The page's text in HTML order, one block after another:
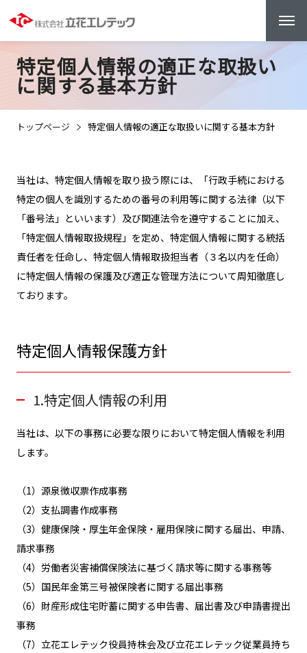
特定個人情報の適正な取扱い
に関する基本方針
トップページ 特定個人情報の適正な取扱いに関する基本方針
当社は、特定個人情報を取り扱う際には、「行政手続における
特定の個人を識別するための番号の利用等に関する法律（以下
「番号法」といいます）及び関連法令を遵守することに加え、
「特定個人情報取扱規程」を定め、特定個人情報に関する統括
責任者を任命し、特定個人情報取扱担当者（３名以内を任命）
に特定個人情報の保護及び適正な管理方法について周知徹底し
ております。
特定個人情報保護方針
1.特定個人情報の利用
当社は、以下の事務に必要な限りにおいて特定個人情報を利用
します。
（1）源泉徴収票作成事務
（2）支払調書作成事務
（3）健康保険・厚生年金保険・雇用保険に関する届出、申請、
請求事務
（4）労働者災害補償保険法に基づく請求等に関する事務等
（5）国民年金第三号被保険者に関する届出事務
（6）財産形成住宅貯蓄に関する申告書、届出書及び申請書提出
事務
（7）立花エレテック役員持株会及び立花エレテック従業員持ち